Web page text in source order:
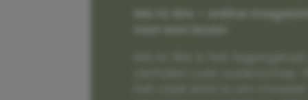
Me to We – online
met een leven